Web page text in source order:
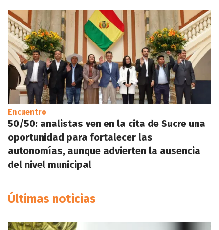
Encuentro
50/50: analistas ven en la cita de Sucre una
oportunidad para fortalecer las
autonomías, aunque advierten la ausencia
del nivel municipal
Últimas noticias